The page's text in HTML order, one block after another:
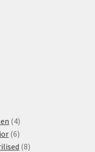
44
produkty
66
produktů
88